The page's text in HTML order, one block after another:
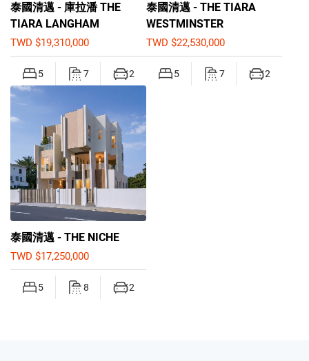
泰國清邁 - 庫拉潘 THE
TIARA LANGHAM
TWD $19,310,000
5 7 2
泰國清邁 - THE TIARA
WESTMINSTER
TWD $22,530,000
5 7 2
泰國清邁 - THE NICHE
TWD $17,250,000
5 8 2